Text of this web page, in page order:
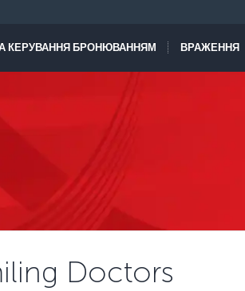
КЕРУВАННЯ БРОНЮВАННЯМ ВРАЖЕННЯ
Doctors